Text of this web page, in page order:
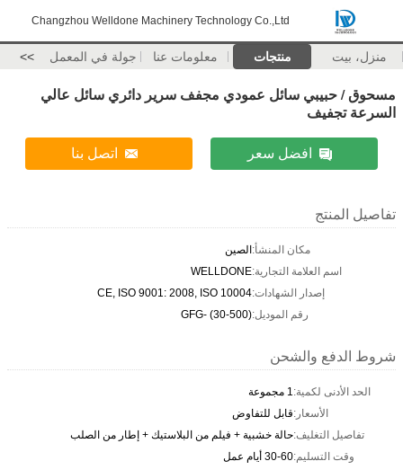
Changzhou Welldone Machinery Technology Co.,Ltd
منزل، بيت منتجات معلومات عنا جولة في المعمل >>
مسحوق / حبيبي سائل عمودي مجفف سرير دائري سائل عالي
السرعة تجفيف
افضل سعر اتصل بنا
تفاصيل المنتج
مكان المنشأ:الصين
اسم العلامة التجارية:WELLDONE
إصدار الشهادات:CE, ISO 9001: 2008, ISO 10004
رقم الموديل:GFG- (30-500)
شروط الدفع والشحن
الحد الأدنى لكمية:1 مجموعة
الأسعار:قابل للتفاوض
تفاصيل التغليف:حالة خشبية + فيلم من البلاستيك + إطار من الصلب
وقت التسليم:30-60 أيام عمل